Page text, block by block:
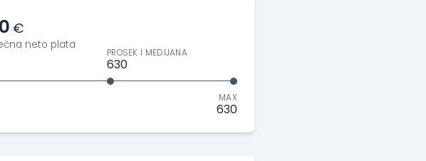
€
neto plata
PROSEK I MEDIJANA
630
MAX
630